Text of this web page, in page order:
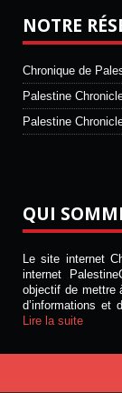
NOTRE
Chronique de
Palestine
Palestine
QUI
Le site internet
internet
objectif de mettre
d’informations et
Lire la suite